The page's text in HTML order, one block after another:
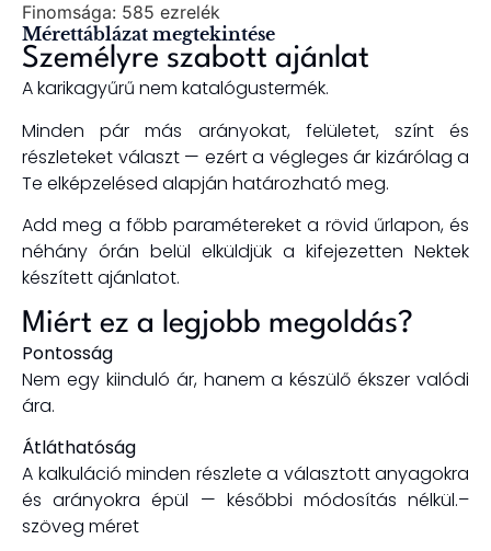
Finomsága: 585 ezrelék
Mérettáblázat megtekintése
Személyre szabott ajánlat
A karikagyűrű nem katalógustermék.
Minden pár más arányokat, felületet, színt és
részleteket választ — ezért a végleges ár kizárólag a
Te elképzelésed alapján határozható meg.
Add meg a főbb paramétereket a rövid űrlapon, és
néhány órán belül elküldjük a kifejezetten Nektek
készített ajánlatot.
Miért ez a legjobb megoldás?
Pontosság
Nem egy kiinduló ár, hanem akészülő ékszer valódi
ára.
Átláthatóság
A kalkuláció minden részlete a választott anyagokra
és arányokra épül — későbbi módosítás nélkül.–
szöveg méret